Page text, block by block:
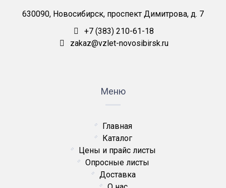
630090, Новосибирск, проспект Димитрова, д. 7
+7 (383) 210-61-18
zakaz@vzlet-novosibirsk.ru
Меню
Главная
Каталог
Цены и прайс листы
Опросные листы
Доставка